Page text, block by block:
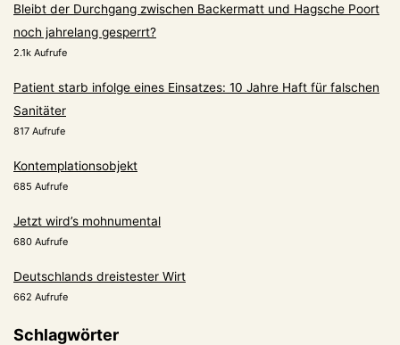
Bleibt der Durchgang zwischen Backermatt und Hagsche Poort
noch jahrelang gesperrt?
2.1k Aufrufe
Patient starb infolge eines Einsatzes: 10 Jahre Haft für falschen
Sanitäter
817 Aufrufe
Kontemplationsobjekt
685 Aufrufe
Jetzt wird’s mohnumental
680 Aufrufe
Deutschlands dreistester Wirt
662 Aufrufe
Schlagwörter